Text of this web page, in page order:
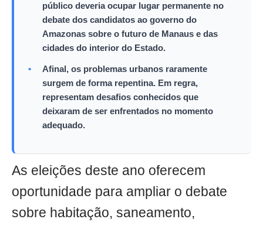
público deveria ocupar lugar permanente no
debate dos candidatos ao governo do
Amazonas sobre o futuro de Manaus e das
cidades do interior do Estado.
•
Afinal, os problemas urbanos raramente
surgem de forma repentina. Em regra,
representam desafios conhecidos que
deixaram de ser enfrentados no momento
adequado.
As eleições deste ano oferecem
oportunidade para ampliar o debate
sobre habitação, saneamento,